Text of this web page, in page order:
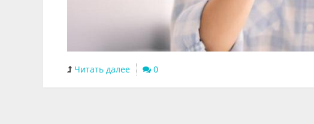
Читать далее 0